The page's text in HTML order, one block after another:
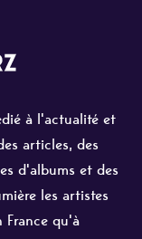
à l'actualité et
articles, des
d'albums et des
les artistes
France qu'à